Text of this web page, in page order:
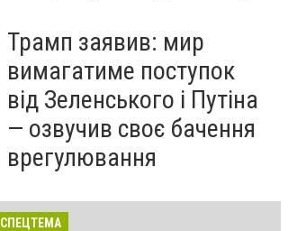
Трамп заявив: мир
вимагатиме поступок
від Зеленського і Путіна
— озвучив своє бачення
врегулювання
СПЕЦТЕМА